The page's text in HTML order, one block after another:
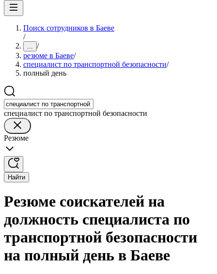
Поиск сотрудников в Баеве
/
... /
резюме в Баеве/
специалист по транспортной безопасности/
полный день
специалист по транспортной безопасности
Резюме
Найти
Резюме соискателей на
должность специалиста по
транспортной безопасности
на полный день в Баеве